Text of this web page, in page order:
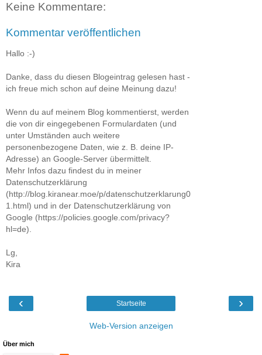
Keine Kommentare:
Kommentar veröffentlichen
Hallo :-)
Danke, dass du diesen Blogeintrag gelesen hast -
ich freue mich schon auf deine Meinung dazu!
Wenn du auf meinem Blog kommentierst, werden
die von dir eingegebenen Formulardaten (und
unter Umständen auch weitere
personenbezogene Daten, wie z. B. deine IP-
Adresse) an Google-Server übermittelt.
Mehr Infos dazu findest du in meiner
Datenschutzerklärung
(http://blog.kiranear.moe/p/datenschutzerklarung0
1.html) und in der Datenschutzerklärung von
Google (https://policies.google.com/privacy?
hl=de).
Lg,
Kira
‹ ›
Startseite
Web-Version anzeigen
Über mich